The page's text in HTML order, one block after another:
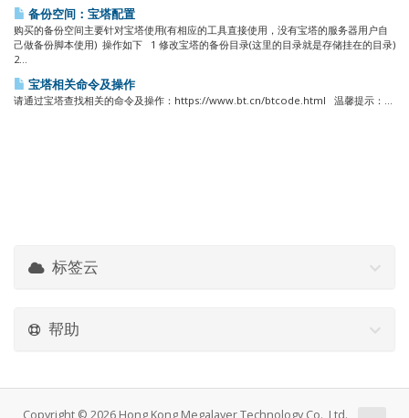
备份空间：宝塔配置
购买的备份空间主要针对宝塔使用(有相应的工具直接使用，没有宝塔的服务器用户自
己做备份脚本使用) 操作如下 1 修改宝塔的备份目录(这里的目录就是存储挂在的目录)
2...
宝塔相关命令及操作
请通过宝塔查找相关的命令及操作：https://www.bt.cn/btcode.html 温馨提示：...
标签云
帮助
Copyright © 2026 Hong Kong Megalayer Technology Co., Ltd.